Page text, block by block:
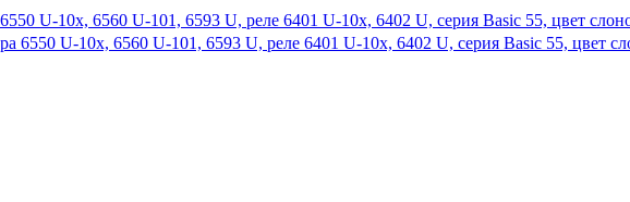
U-10x, 6560 U-101, 6593 U, реле 6401 U-10x, 6402 U, серия Basic 55, цвет